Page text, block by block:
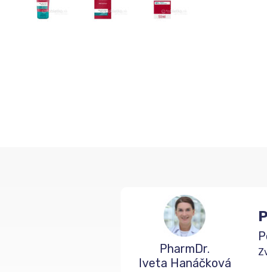
PharmDr.
Iveta Hanáčková